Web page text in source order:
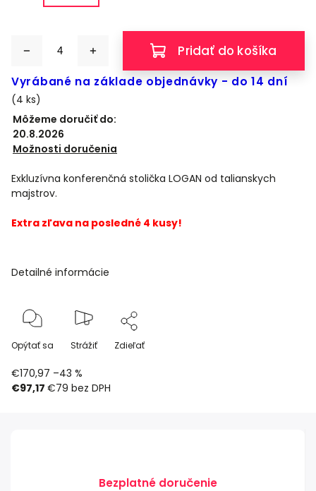
€170,97 –43 %
€97,17 €79 bez DPH
Vyrábané na základe objednávky - do 14 dní
(4 ks)
Môžeme doručiť do:
20.8.2026
Možnosti doručenia
Pridať do košíka
Exkluzívna konferenčná stolička LOGAN od talianskych
majstrov.
Extra zľava na posledné 4 kusy!
Detailné informácie
Opýtať sa Strážiť Zdieľať
Bezplatné doručenie